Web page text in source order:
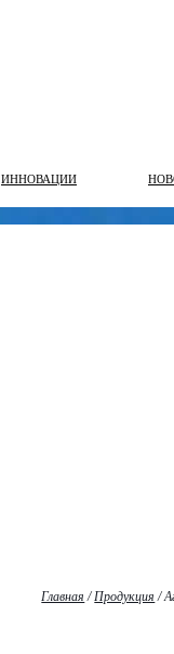
ИННОВАЦИИ
Главная /Продукция /